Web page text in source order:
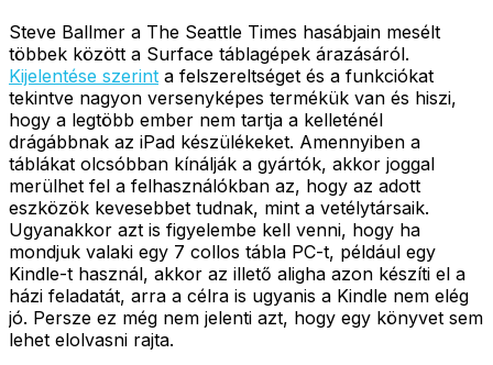
Steve Ballmer a The Seattle Times hasábjain mesélt
többek között a Surface táblagépek árazásáról.
Kijelentése szerint a felszereltséget és a funkciókat
tekintve nagyon versenyképes termékük van és hiszi,
hogy a legtöbb ember nem tartja a kelleténél
drágábbnak az iPad készülékeket. Amennyiben a
táblákat olcsóbban kínálják a gyártók, akkor joggal
merülhet fel a felhasználókban az, hogy az adott
eszközök kevesebbet tudnak, mint a vetélytársaik.
Ugyanakkor azt is figyelembe kell venni, hogy ha
mondjuk valaki egy 7 collos tábla PC-t, például egy
Kindle-t használ, akkor az illető aligha azon készíti el a
házi feladatát, arra a célra is ugyanis a Kindle nem elég
jó. Persze ez még nem jelenti azt, hogy egy könyvet sem
lehet elolvasni rajta.